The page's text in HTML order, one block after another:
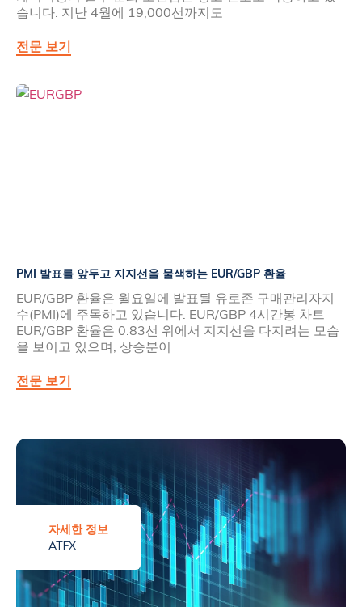
습니다. 지난 4월에 19,000선까지도
전문 보기
PMI 발표를 앞두고 지지선을 물색하는 EUR/GBP 환율
EUR/GBP 환율은 월요일에 발표될 유로존 구매관리자지
수(PMI)에 주목하고 있습니다. EUR/GBP 4시간봉 차트
EUR/GBP 환율은 0.83선 위에서 지지선을 다지려는 모습
을 보이고 있으며, 상승분이
전문 보기
자세한 정보
ATFX